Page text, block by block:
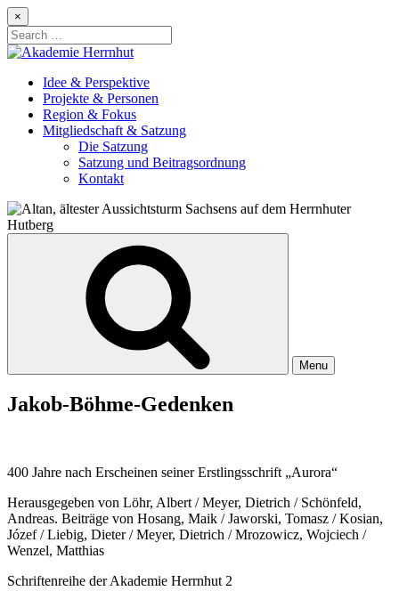
Skip
to
content
×
Search
for:
Idee & Perspektive
Projekte & Personen
Region & Fokus
Mitgliedschaft & Satzung
Die Satzung
Satzung und Beitragsordnung
Kontakt
Menu
Jakob-Böhme-Gedenken
400 Jahre nach Erscheinen seiner Erstlingsschrift „Aurora“
Herausgegeben von Löhr, Albert / Meyer, Dietrich / Schönfeld,
Andreas. Beiträge von Hosang, Maik / Jaworski, Tomasz / Kosian,
Józef / Liebig, Dieter / Meyer, Dietrich / Mrozowicz, Wojciech /
Wenzel, Matthias
Schriftenreihe der Akademie Herrnhut 2